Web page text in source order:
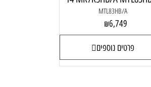
MTL83HB/A
₪6,749
פרטים נוספים